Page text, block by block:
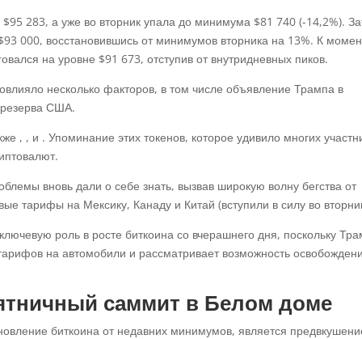
283, а уже во вторник упала до минимума $81 740 (-14,2%).
000, восстановившись от минимумов вторника на 13%. К
на уровне $91 673, отступив от внутридневных пиков.
несколько факторов, в том числе объявление Трампа в
резерва США.
, , и . Упоминание этих токенов, которое удивило многих
вновь дали о себе знать, вызвав широкую волну бегства от
тарифы на Мексику, Канаду и Китай (вступили в силу во
роль в росте биткоина со вчерашнего дня, поскольку
на автомобили и рассматривает возможность
саммит в Белом доме
биткоина от недавних минимумов, является